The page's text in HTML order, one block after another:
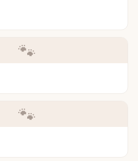
🐾
🐾